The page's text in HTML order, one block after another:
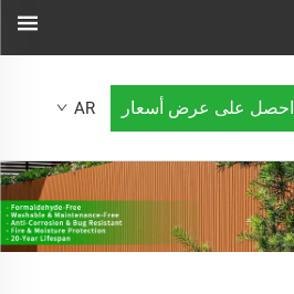
احصل على عرض أسعار AR